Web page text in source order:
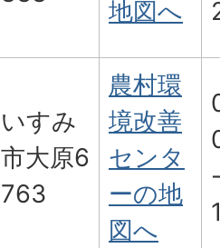
地図へ
いすみ
市大原6
763
農村環
境改善
センタ
ーの地
図へ